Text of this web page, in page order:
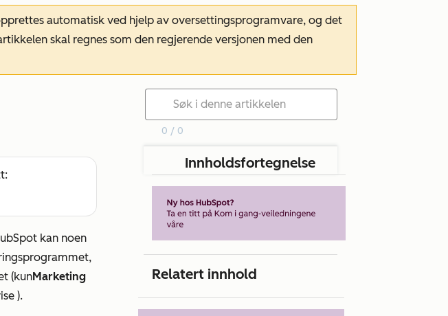
automatisk ved hjelp av oversettingsprogramvare, og det
skal regnes som den regjerende versjonen med den
kan noen
(kunMarketing
).
0 / 0
Innholdsfortegnelse
Relatert innhold